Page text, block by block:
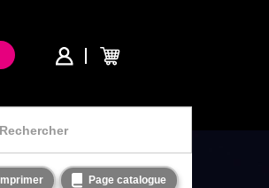
Imprimer Page catalogue